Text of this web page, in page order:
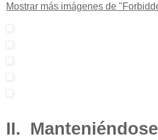
Mostrar más imágenes de
II.